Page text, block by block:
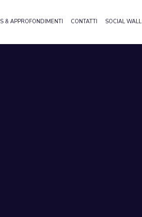
& APPROFONDIMENTI CONTATTI SOCIAL WALL